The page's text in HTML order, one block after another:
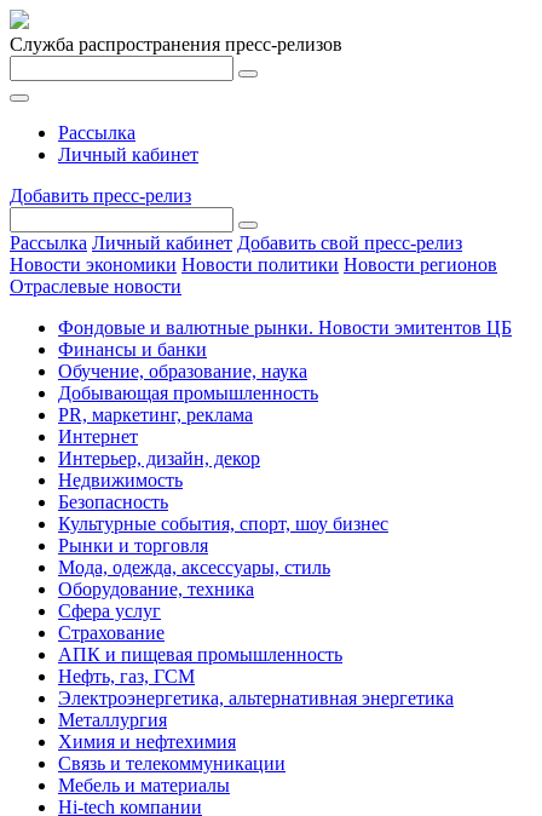
Служба распространения пресс-релизов
Рассылка
Личный кабинет
Добавить пресс-релиз
Рассылка Личный кабинет Добавить свой пресс-релиз
Новости экономики Новости политики Новости регионов
Отраслевые новости
Фондовые и валютные рынки. Новости эмитентов ЦБ
Финансы и банки
Обучение, образование, наука
Добывающая промышленность
PR, маркетинг, реклама
Интернет
Интерьер, дизайн, декор
Недвижимость
Безопасность
Культурные события, спорт, шоу бизнес
Рынки и торговля
Мода, одежда, аксессуары, стиль
Оборудование, техника
Сфера услуг
Страхование
АПК и пищевая промышленность
Нефть, газ, ГСМ
Электроэнергетика, альтернативная энергетика
Металлургия
Химия и нефтехимия
Связь и телекоммуникации
Мебель и материалы
Hi-tech компании